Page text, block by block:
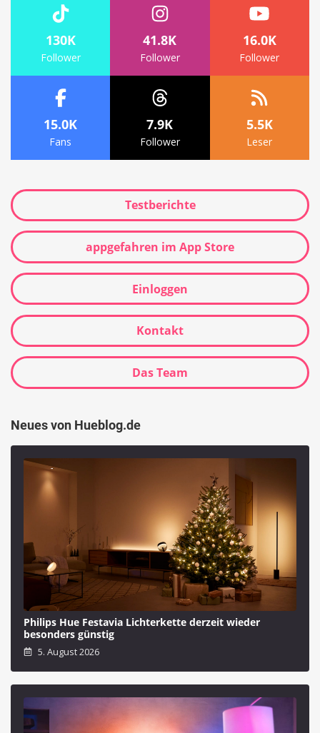
130K
Follower
41.8K
Follower
16.0K
Follower
15.0K
Fans
7.9K
Follower
5.5K
Leser
Testberichte
appgefahren im App Store
Einloggen
Kontakt
Das Team
Neues von Hueblog.de
Philips Hue Festavia Lichterkette derzeit wieder
besonders günstig
5. August 2026